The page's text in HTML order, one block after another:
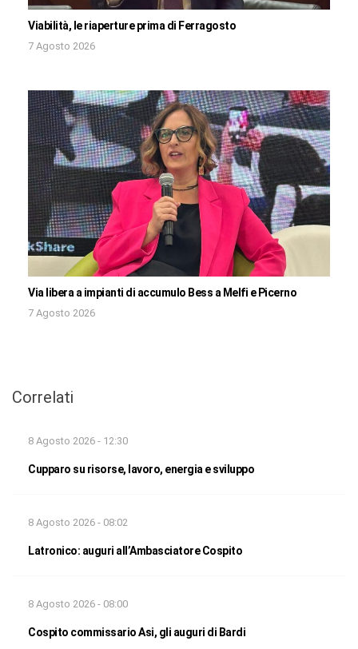
Viabilità, le riaperture prima di Ferragosto
7 Agosto 2026
Via libera a impianti di accumulo Bess a Melfi e Picerno
7 Agosto 2026
Correlati
8 Agosto 2026 - 12:30
Cupparo su risorse, lavoro, energia e sviluppo
8 Agosto 2026 - 08:02
Latronico: auguri all’Ambasciatore Cospito
8 Agosto 2026 - 08:00
Cospito commissario Asi, gli auguri di Bardi